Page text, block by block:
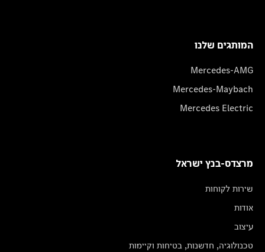
המותגים שלנו
Mercedes-AMG
Mercedes-Maybach
Mercedes Electric
מרצדס-בנץ ישראל
שירות לקוחות
אודות
עיצוב
טכנולוגיה, חדשנות, בטיחות וקיימות